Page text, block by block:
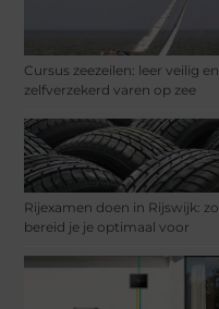
Cursus zeezeilen: leer veilig en
zelfverzekerd varen op zee
Rijexamen doen in Rijswijk: zo
bereid je je optimaal voor